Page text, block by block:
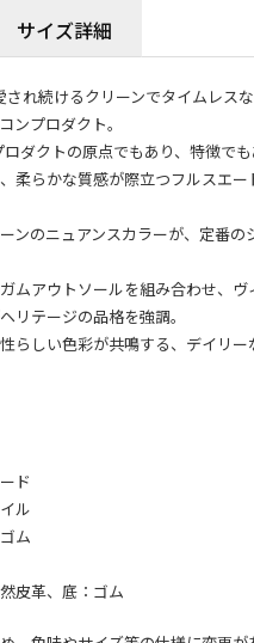
サイズ詳細
れ続けるクリーンでタイムレス
ンプロダクト。
ダクトの原点でもあり、特徴で
柔らかな質感が際立つフルスエ
ンのニュアンスカラーが、定番の
ムアウトソールを組み合わせ、
リテージの品格を強調。
らしい色彩が共鳴する、デイリ
ド
ル
ム
皮革、底：ゴム